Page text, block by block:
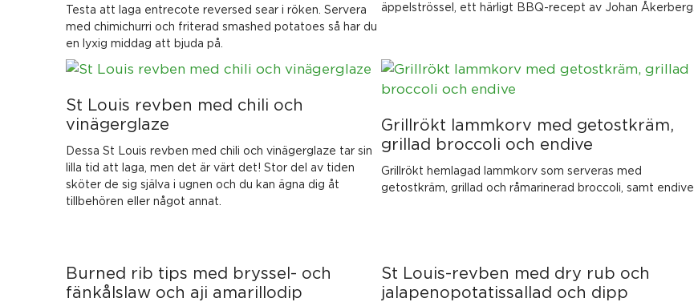
Testa att laga entrecote reversed sear i röken. Servera
med chimichurri och friterad smashed potatoes så har du
en lyxig middag att bjuda på.
äppelströssel, ett härligt BBQ-recept av Johan Åkerberg.
St Louis revben med chili och
vinägerglaze
Dessa St Louis revben med chili och vinägerglaze tar sin
lilla tid att laga, men det är värt det! Stor del av tiden
sköter de sig själva i ugnen och du kan ägna dig åt
tillbehören eller något annat.
Grillrökt lammkorv med getostkräm,
grillad broccoli och endive
Grillrökt hemlagad lammkorv som serveras med
getostkräm, grillad och råmarinerad broccoli, samt endive
Burned rib tips med bryssel- och
fänkålslaw och aji amarillodip
St Louis-revben med dry rub och
jalapenopotatissallad och dipp